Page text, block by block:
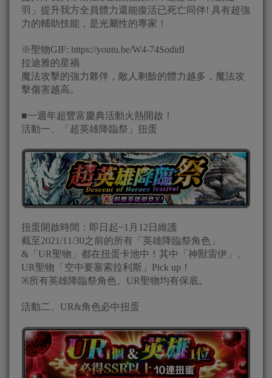
羽」提升我方全員體力還能復活已死亡同伴! 具有超強
力的輔助技能，是光屬性的專家！
※聖物GIF: https://youtu.be/W4-74SodidI
拉迪雅的星禍
魔法攻擊的強力夥伴，敵人剩餘的體力越多，魔法攻
擊傷害越高。
■一週年超豐富慶典活動火熱開啟！
活動一、「超英雄降臨祭」扭蛋
扭蛋開啟時間：即日起~1月12日維護
截至2021/11/30之前的所有「英雄降臨祭角色」
&「UR聖物」都在扭蛋卡池中！其中「神獸雷伊」、
UR聖物「空中要塞索拉利斯」Pick up！
※所有英雄降臨祭角色、UR聖物均有保底。
活動二、UR&角色必中扭蛋